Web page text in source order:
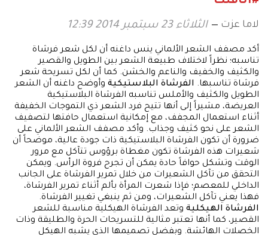
لاما عزت الثلاثاء 23 سبتمبر 2014 12:39
أكد مصفف الشعر الألماني ينس داغنه أن لكل شعر فرشاة
تناسبه؛ نظراً لاختلاف طبيعة الشعر بين الطويل والقصير
والكثيف والخفيف والناعم والخشن. كما أن لكل تسريحة شعر
فرشاة تناسبها. الفرشاة البلاستيكية وأوضح داغنه أن الشعر
الطويل والكثيف والأملس تناسبه الفرشاة البلاستيكية
العريضة، مشيراً إلى أنها تتيح فرد الشعر ذي التموجات الخفيفة
أثناء استعمال المجفف، مع إمكانية استعمال حافتها لتصفيف
الشعر على نحو كثيف وجذاب. وأكد مصفف الشعر الألماني على
ضرورة أن تكون الفرشاة البلاستيكية ذات جودة عالية، موضحاً أن
شعيرات هذه الفرشاة تكون مغطاة برؤوس تتآكل مع مرور
الوقت وتشكل حوافاً حادة يمكن أن تجرح فروة الرأس. ويمكن
التحقق من تآكل الشعيرات من خلال تمرير الفرشاة على الجانب
الداخلي للمعصم؛ فإذا شعرت المرأة بألم أثناء تمرير الفرشاة،
فهذا يعني تآكل الشعيرات، ومن ثم ينبغي تغيير الفرشاة.
الفرشاة الهيكلية وتعد الفرشاة الهيكلية مناسبة للشعر
القصير، كما أنها تعتبر مثالية للتسريحات الحرة والطليقة وذات
الخصلات الهائشة. وبفضل تصميمها الذي يشبه الهيكل